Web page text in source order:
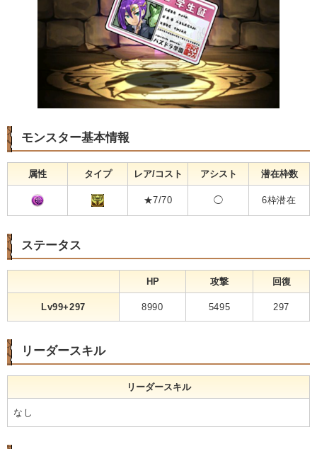
モンスター基本情報
属性 タイプ レア/コスト アシスト 潜在枠数
★7/70 ◯ 6枠潜在
ステータス
HP 攻撃 回復
Lv99+297 8990 5495 297
リーダースキル
リーダースキル
なし